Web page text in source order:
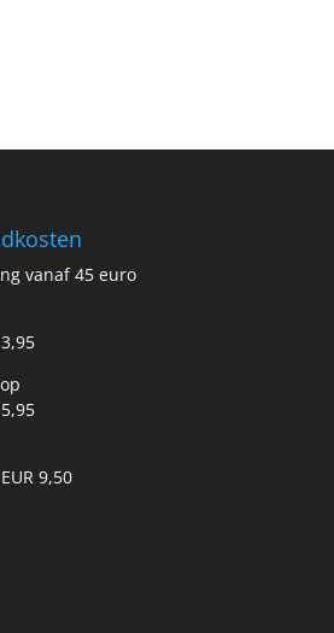
vanaf 45 euro
9,50